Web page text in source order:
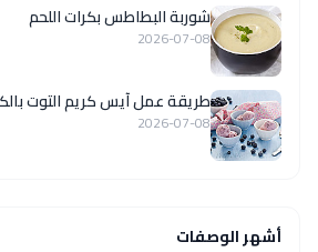
شوربة البطاطس بكرات اللحم
2026-07-08
طريقة عمل آيس كريم التوت
2026-07-08
أشهر الوصفات